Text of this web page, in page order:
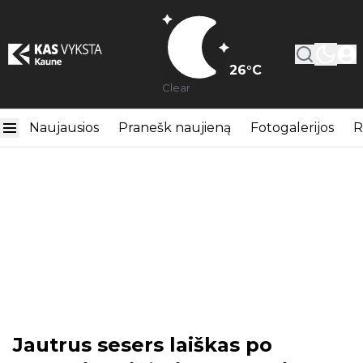
26°C
Clear
Naujausios Pranešk naujieną Fotogalerijos
Jautrus sesers laiškas po